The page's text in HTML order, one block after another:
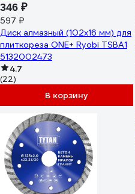
346 ₽
597 ₽
Диск алмазный (102х16 мм) для
плиткореза ONE+ Ryobi TSBA1
5132002473
4.7
(22)
В корзину